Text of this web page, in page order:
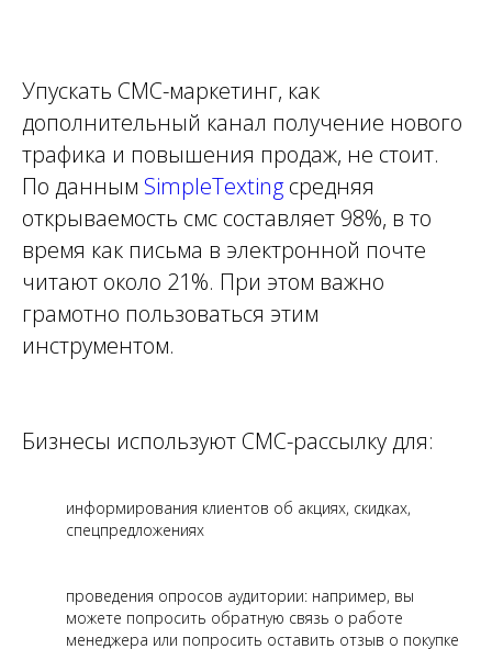
Упускать СМС-маркетинг, как
дополнительный канал получение нового
трафика и повышения продаж, не стоит.
По данным SimpleTexting средняя
открываемость смс составляет 98%, в то
время как письма в электронной почте
читают около 21%. При этом важно
грамотно пользоваться этим
инструментом.
Бизнесы используют СМС-рассылку для:
информирования клиентов об акциях, скидках,
спецпредложениях
проведения опросов аудитории: например, вы
можете попросить обратную связь о работе
менеджера или попросить оставить отзыв о покупке